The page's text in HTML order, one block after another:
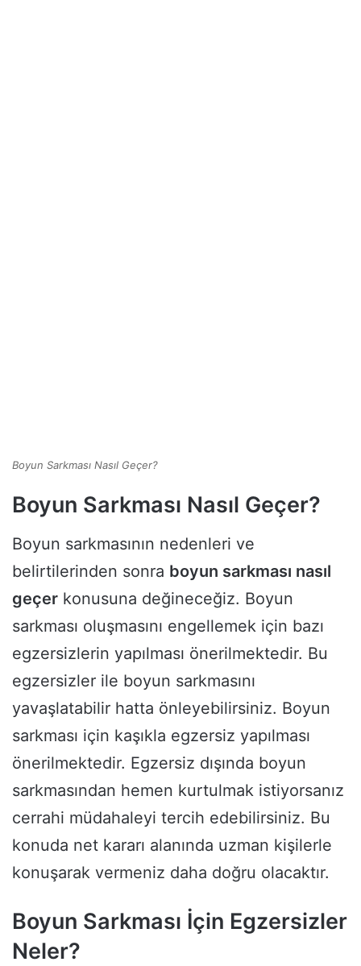
Boyun Sarkması Nasıl Geçer?
Boyun Sarkması Nasıl Geçer?
Boyun sarkmasının nedenleri ve
belirtilerinden sonra boyun sarkması nasıl
geçer konusuna değineceğiz. Boyun
sarkması oluşmasını engellemek için bazı
egzersizlerin yapılması önerilmektedir. Bu
egzersizler ile boyun sarkmasını
yavaşlatabilir hatta önleyebilirsiniz. Boyun
sarkması için kaşıkla egzersiz yapılması
önerilmektedir. Egzersiz dışında boyun
sarkmasından hemen kurtulmak istiyorsanız
cerrahi müdahaleyi tercih edebilirsiniz. Bu
konuda net kararı alanında uzman kişilerle
konuşarak vermeniz daha doğru olacaktır.
Boyun Sarkması İçin Egzersizler
Neler?